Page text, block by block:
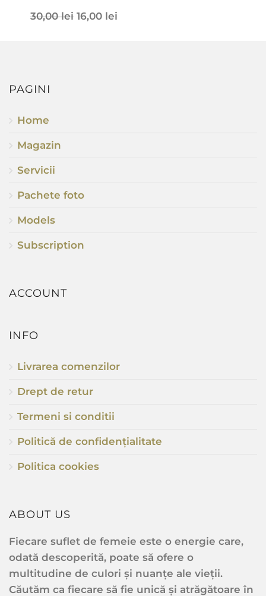
30,00lei 16,00 lei
PAGINI
Home
Magazin
Servicii
Pachete foto
Models
Subscription
ACCOUNT
INFO
Livrarea comenzilor
Drept de retur
Termeni si conditii
Politică de confidențialitate
Politica cookies
ABOUT US
Fiecare suflet de femeie este o energie care,
odată descoperită, poate să ofere o
multitudine de culori și nuanțe ale vieții.
Căutăm ca fiecare să fie unică și atrăgătoare în